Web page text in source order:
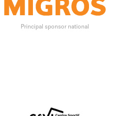
Principal sponsor national